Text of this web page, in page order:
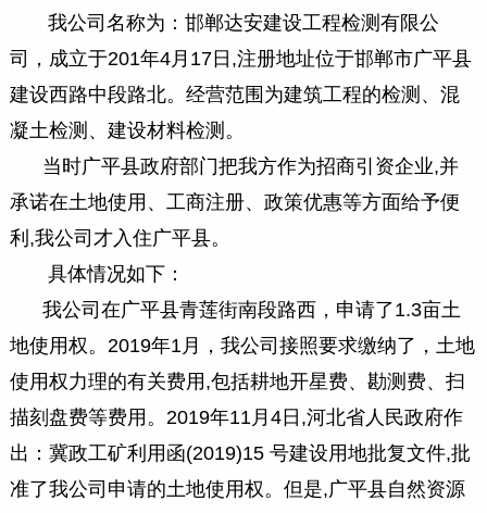
我公司名称为：邯郸达安建设工程检测有限公
司，成立于201年4月17日,注册地址位于邯郸市广平县
建设西路中段路北。经营范围为建筑工程的检测、混
凝土检测、建设材料检测。
当时广平县政府部门把我方作为招商引资企业,并
承诺在土地使用、工商注册、政策优惠等方面给予便
利,我公司才入住广平县。
具体情况如下：
我公司在广平县青莲街南段路西，申请了1.3亩土
地使用权。2019年1月，我公司接照要求缴纳了，土地
使用权力理的有关费用,包括耕地开星费、勘测费、扫
描刻盘费等费用。2019年11月4日,河北省人民政府作
出：冀政工矿利用函(2019)15 号建设用地批复文件,批
准了我公司申请的土地使用权。但是,广平县自然资源